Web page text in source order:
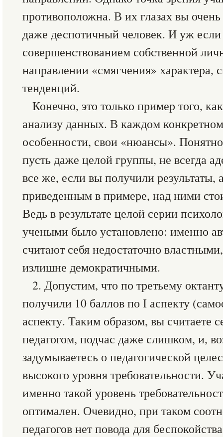
противоположна. В их глазах вы
даже деспотичный человек. И уж если
совершенствованием собственной
направлении «смягчения» характера,
тенденций.
Конечно, это только пример того,
анализу данных. В каждом
особенности, свои «нюансы».
пусть даже целой группы, не всегда
все же, если вы получили результаты,
приведенным в примере, над ними
Ведь в результате целой серии
учеными было установлено: именно
считают себя недостаточно
излишне демократичными.
2. Допустим, что по третьему
получили 10 баллов по I аспекту
аспекту. Таким образом, вы считаете
педагогом, подчас даже слишком, и,
задумываетесь о педагогической
высокого уровня требовательности.
именно такой уровень
оптимален. Очевидно, при таком
педагогов нет повода для